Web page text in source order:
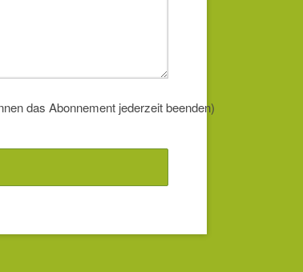
das Abonnement jederzeit beenden)